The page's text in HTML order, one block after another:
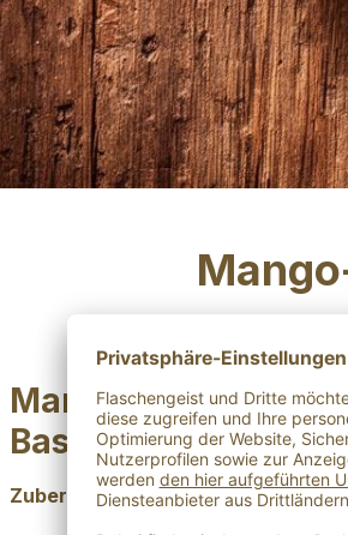
Mango-Basilikum-
Basilikumöl
Zubereitungszeit:5 Min. |Menge: